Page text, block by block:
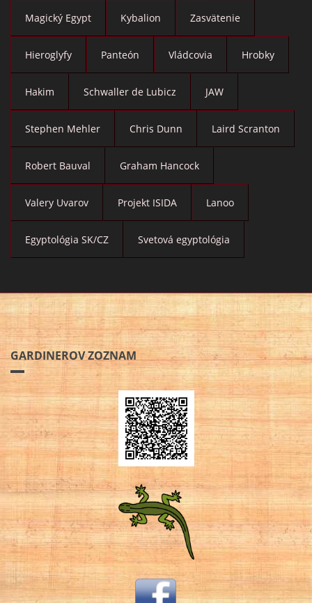
Magický Egypt Kybalion Zasvätenie
Hieroglyfy Panteón Vládcovia Hrobky
Hakim Schwaller de Lubicz JAW
Stephen Mehler Chris Dunn Laird Scranton
Robert Bauval Graham Hancock
Valery Uvarov Projekt ISIDA Lanoo
Egyptológia SK/CZ Svetová egyptológia
GARDINEROV ZOZNAM